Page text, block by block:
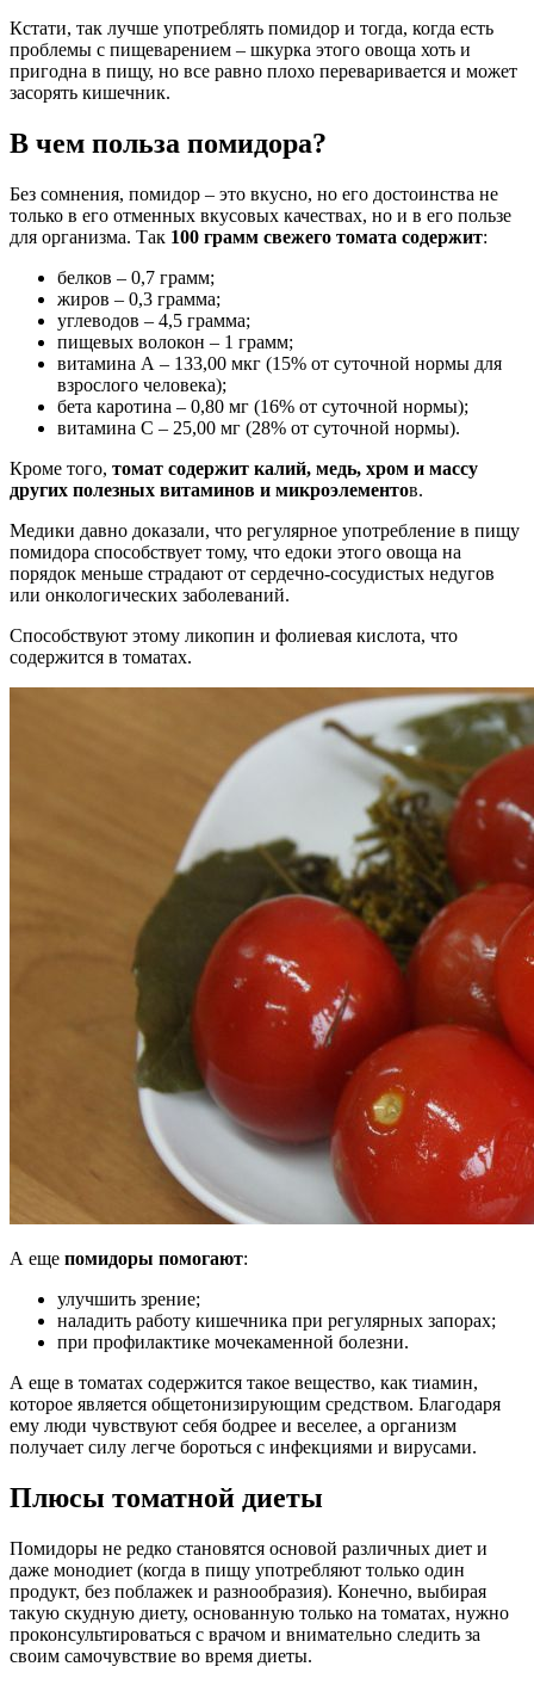
Кстати, так лучше употреблять помидор и тогда, когда есть
проблемы с пищеварением – шкурка этого овоща хоть и
пригодна в пищу, но все равно плохо переваривается и может
засорять кишечник.
В чем польза помидора?
Без сомнения, помидор – это вкусно, но его достоинства не
только в его отменных вкусовых качествах, но и в его пользе
для организма. Так 100 грамм свежего томата содержит:
белков – 0,7 грамм;
жиров – 0,3 грамма;
углеводов – 4,5 грамма;
пищевых волокон – 1 грамм;
витамина А – 133,00 мкг (15% от суточной нормы для
взрослого человека);
бета каротина – 0,80 мг (16% от суточной нормы);
витамина С – 25,00 мг (28% от суточной нормы).
Кроме того, томат содержит калий, медь, хром и массу
других полезных витаминов и микроэлементов.
Медики давно доказали, что регулярное употребление в пищу
помидора способствует тому, что едоки этого овоща на
порядок меньше страдают от сердечно-сосудистых недугов
или онкологических заболеваний.
Способствуют этому ликопин и фолиевая кислота, что
содержится в томатах.
А еще помидоры помогают:
улучшить зрение;
наладить работу кишечника при регулярных запорах;
при профилактике мочекаменной болезни.
А еще в томатах содержится такое вещество, как тиамин,
которое является общетонизирующим средством. Благодаря
ему люди чувствуют себя бодрее и веселее, а организм
получает силу легче бороться с инфекциями и вирусами.
Плюсы томатной диеты
Помидоры не редко становятся основой различных диет и
даже монодиет (когда в пищу употребляют только один
продукт, без поблажек и разнообразия). Конечно, выбирая
такую скудную диету, основанную только на томатах, нужно
проконсультироваться с врачом и внимательно следить за
своим самочувствие во время диеты.